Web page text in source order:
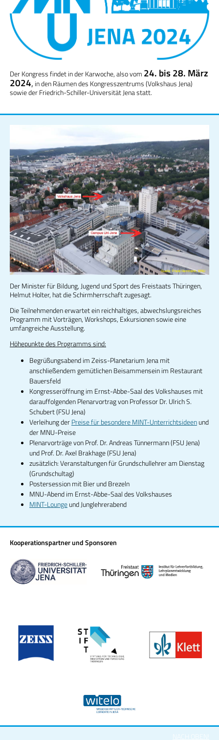
Der Kongress findet in der Karwoche, also vom 24. bis 28. März
2024, in den Räumen des Kongresszentrums (Volkshaus Jena)
sowie der Friedrich-Schiller-Universität Jena statt.
Der Minister für Bildung, Jugend und Sport des Freistaats Thüringen,
Helmut Holter, hat die Schirmherrschaft zugesagt.
Die Teilnehmenden erwartet ein reichhaltiges, abwechslungsreiches
Programm mit Vorträgen, Workshops, Exkursionen sowie eine
umfangreiche Ausstellung.
Höhepunkte des Programms sind:
Begrüßungsabend im Zeiss-Planetarium Jena mit
anschließendem gemütlichen Beisammensein im Restaurant
Bauersfeld
Kongresseröffnung im Ernst-Abbe-Saal des Volkshauses mit
darauffolgenden Plenarvortrag von Professor Dr. Ulrich S.
Schubert (FSU Jena)
Verleihung derPreise für besondere MINT-Unterrichtsideenund
der MNU-Preise
Plenarvorträge von Prof. Dr. Andreas Tünnermann (FSU Jena)
und Prof. Dr. Axel Brakhage (FSU Jena)
zusätzlich: Veranstaltungen für Grundschullehrer am Dienstag
(Grundschultag)
Postersession mit Bier und Brezeln
MNU-Abend im Ernst-Abbe-Saal des Volkshauses
MINT-Loungeund Junglehrerabend
Kooperationspartner und Sponsoren
NACH OBEN!